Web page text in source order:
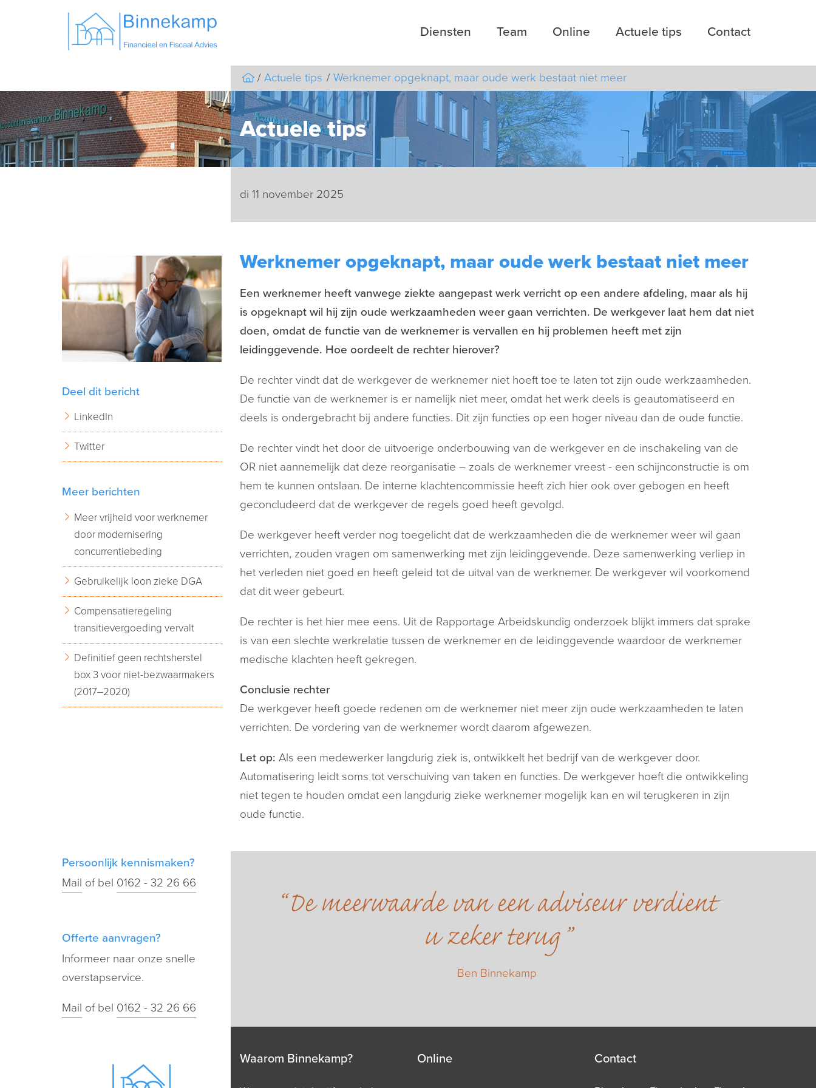
Diensten Team Online Actuele tips Contact
Actuele tips Werknemer opgeknapt, maar oude werk bestaat niet meer
Actuele tips
di 11 november 2025
Werknemer opgeknapt, maar oude werk bestaat niet meer
Een werknemer heeft vanwege ziekte aangepast werk verricht op een andere afdeling, maar als hij
is opgeknapt wil hij zijn oude werkzaamheden weer gaan verrichten. De werkgever laat hem dat niet
doen, omdat de functie van de werknemer is vervallen en hij problemen heeft met zijn
leidinggevende. Hoe oordeelt de rechter hierover?
De rechter vindt dat de werkgever de werknemer niet hoeft toe te laten tot zijn oude werkzaamheden.
De functie van de werknemer is er namelijk niet meer, omdat het werk deels is geautomatiseerd en
deels is ondergebracht bij andere functies. Dit zijn functies op een hoger niveau dan de oude functie.
De rechter vindt het door de uitvoerige onderbouwing van de werkgever en de inschakeling van de
OR niet aannemelijk dat deze reorganisatie – zoals de werknemer vreest - een schijnconstructie is om
hem te kunnen ontslaan. De interne klachtencommissie heeft zich hier ook over gebogen en heeft
geconcludeerd dat de werkgever de regels goed heeft gevolgd.
De werkgever heeft verder nog toegelicht dat de werkzaamheden die de werknemer weer wil gaan
verrichten, zouden vragen om samenwerking met zijn leidinggevende. Deze samenwerking verliep in
het verleden niet goed en heeft geleid tot de uitval van de werknemer. De werkgever wil voorkomend
dat dit weer gebeurt.
De rechter is het hier mee eens. Uit de Rapportage Arbeidskundig onderzoek blijkt immers dat sprake
is van een slechte werkrelatie tussen de werknemer en de leidinggevende waardoor de werknemer
medische klachten heeft gekregen.
Conclusie rechter
De werkgever heeft goede redenen om de werknemer niet meer zijn oude werkzaamheden te laten
verrichten. De vordering van de werknemer wordt daarom afgewezen.
Let op: Als een medewerker langdurig ziek is, ontwikkelt het bedrijf van de werkgever door.
Automatisering leidt soms tot verschuiving van taken en functies. De werkgever hoeft die ontwikkeling
niet tegen te houden omdat een langdurig zieke werknemer mogelijk kan en wil terugkeren in zijn
oude functie.
Deel dit bericht
LinkedIn
Twitter
Meer berichten
Meer vrijheid voor werknemer
door modernisering
concurrentiebeding
Gebruikelijk loon zieke DGA
Compensatieregeling
transitievergoeding vervalt
Definitief geen rechtsherstel
box 3 voor niet-bezwaarmakers
(2017–2020)
Persoonlijk kennismaken?
Mail of bel 0162 - 32 26 66
Offerte aanvragen?
Informeer naar onze snelle
overstapservice.
Mail of bel 0162 - 32 26 66
De meerwaarde van een adviseur verdient
u zeker terug
Ben Binnekamp
Waarom Binnekamp? Online Contact